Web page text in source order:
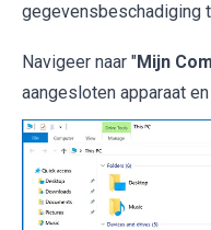
gegevensbeschadiging
Navigeer naar "Mijn
aangesloten apparaat